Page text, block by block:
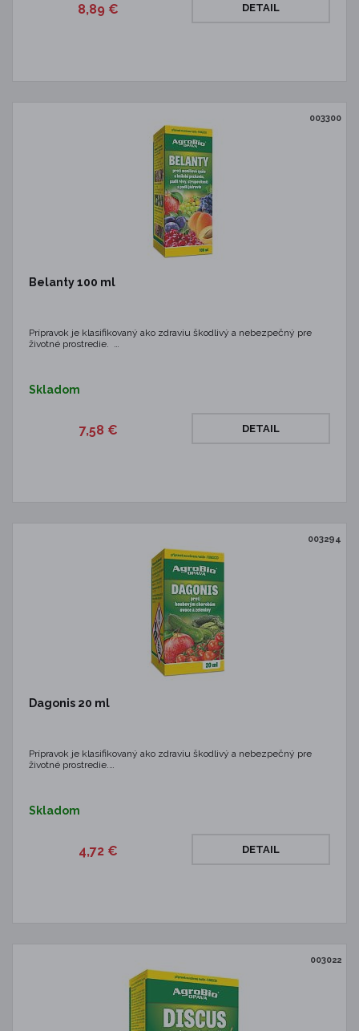
8,89 € DETAIL
003300
Belanty 100 ml
Prípravok je klasifikovaný ako zdraviu škodlivý a nebezpečný pre
životné prostredie. …
Skladom
7,58 € DETAIL
003294
Dagonis 20 ml
Prípravok je klasifikovaný ako zdraviu škodlivý a nebezpečný pre
životné prostredie.…
Skladom
4,72 € DETAIL
003022